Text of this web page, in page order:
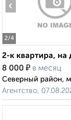
2/4
‹
2-к квартира, на
8 000 ₽ в месяц
Северный район,
Агентство,